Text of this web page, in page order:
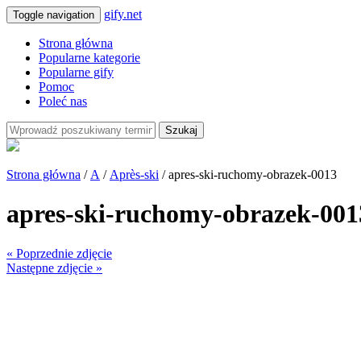
Toggle navigation gify.net
Strona główna
Popularne kategorie
Popularne gify
Pomoc
Poleć nas
Szukaj
Strona główna / A / Après-ski / apres-ski-ruchomy-obrazek-0013
apres-ski-ruchomy-obrazek-
« Poprzednie zdjęcie
Następne zdjęcie »